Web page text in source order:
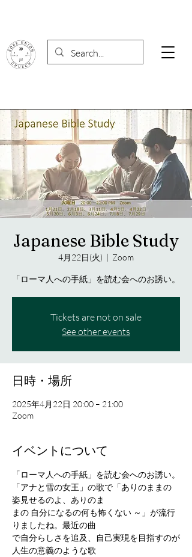
Japanese Bible Study
4月22日(火)
  |
Zoom
「ローマ人への手紙」を読む会へのお誘い。
Tickets are not on sale
See other events
日時・場所
2025年4月22日 20:00 – 21:00
Zoom
イベントについて
「ローマ人への手紙」を読む会へのお誘い。
「アナと雪の女王」の歌で「ありのままの
姿見せるのよ、ありのま
まの 自分になるの何も怖くない ～」が流行
りましたね。最近の曲
で自分らしさを追及、自己実現を目指すのが
人生の意義のような歌